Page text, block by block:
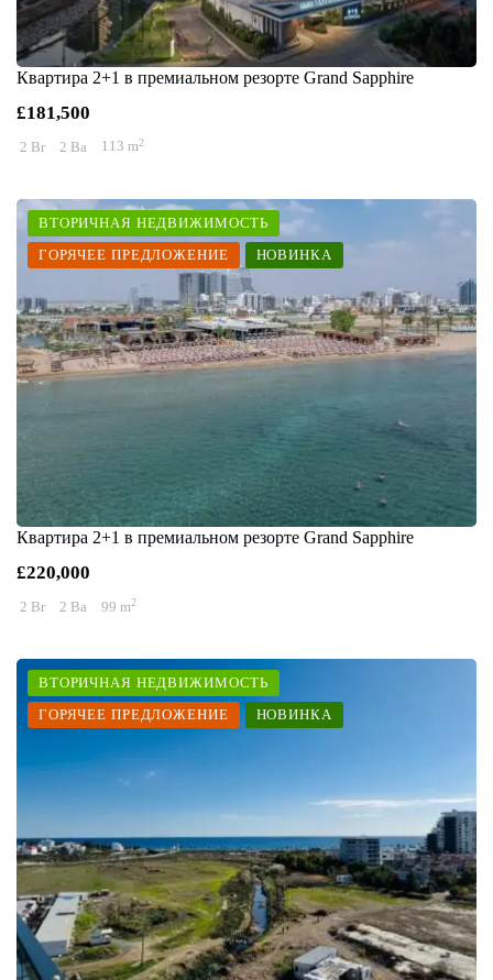
Квартира 2+1 в премиальном резорте Grand Sapphire
£181,500
2 Br 2 Ba 113 m2
ВТОРИЧНАЯ НЕДВИЖИМОСТЬ
ГОРЯЧЕЕ ПРЕДЛОЖЕНИЕ
НОВИНКА
Квартира 2+1 в премиальном резорте Grand Sapphire
£220,000
2 Br 2 Ba 99 m2
ВТОРИЧНАЯ НЕДВИЖИМОСТЬ
ГОРЯЧЕЕ ПРЕДЛОЖЕНИЕ
НОВИНКА